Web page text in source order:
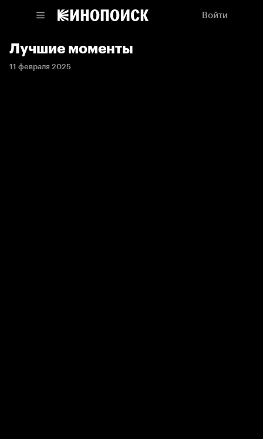
Войти
Лучшие моменты
11 февраля 2025